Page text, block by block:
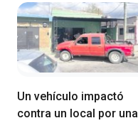
Un vehículo impactó
contra un local por una